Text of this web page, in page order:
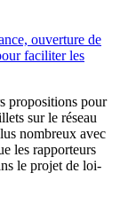
ouverture de
faciliter les
propositions pour
sur le réseau
nombreux avec
les rapporteurs
le projet de loi-